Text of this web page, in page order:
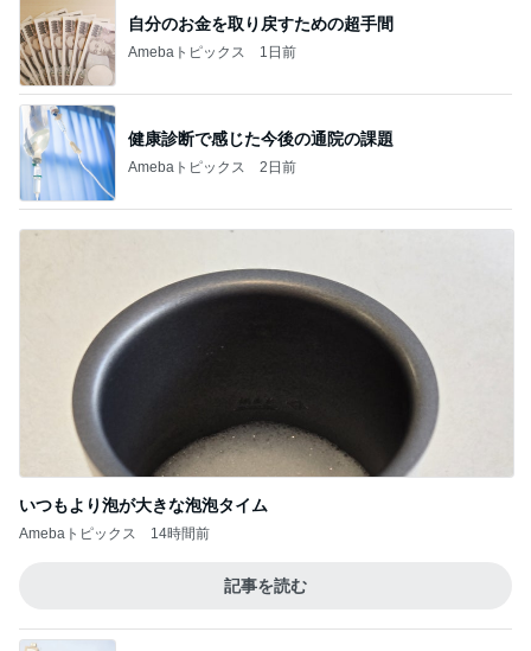
自分のお金を取り戻すための超手間
Amebaトピックス 1日前
健康診断で感じた今後の通院の課題
Amebaトピックス 2日前
いつもより泡が大きな泡泡タイム
Amebaトピックス 14時間前
記事を読む